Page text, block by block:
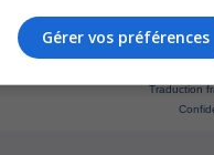
*
Traduction
Gérer vos préférences